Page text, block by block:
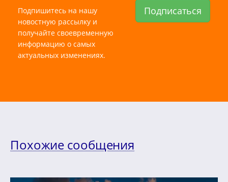
Подпишитесь на нашу
новостную рассылку и
получайте своевременную
информацию о самых
актуальных изменениях.
Подписаться
Похожие сообщения